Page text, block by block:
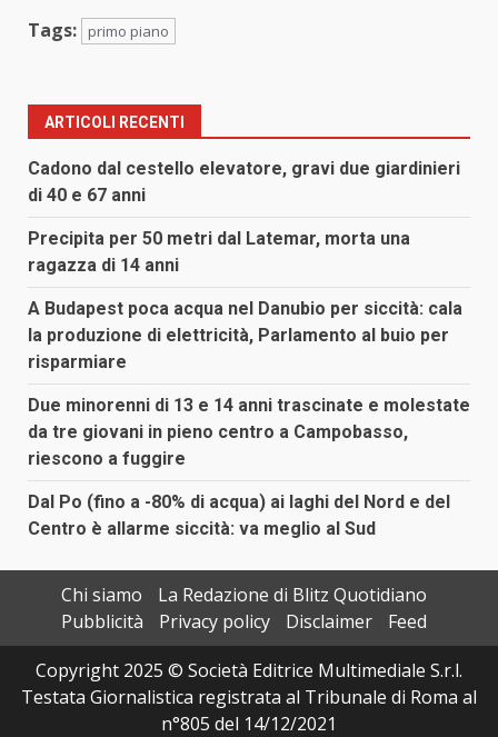
Tags: primo piano
ARTICOLI RECENTI
Cadono dal cestello elevatore, gravi due giardinieri
di 40 e 67 anni
Precipita per 50 metri dal Latemar, morta una
ragazza di 14 anni
A Budapest poca acqua nel Danubio per siccità: cala
la produzione di elettricità, Parlamento al buio per
risparmiare
Due minorenni di 13 e 14 anni trascinate e molestate
da tre giovani in pieno centro a Campobasso,
riescono a fuggire
Dal Po (fino a -80% di acqua) ai laghi del Nord e del
Centro è allarme siccità: va meglio al Sud
Chi siamo
La Redazione di Blitz Quotidiano
Pubblicità
Privacy policy Disclaimer
Feed
Copyright 2025 © Società Editrice Multimediale S.r.l.
Testata Giornalistica registrata al Tribunale di Roma al
n°805 del 14/12/2021